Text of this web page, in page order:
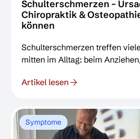
Schulterschmerzen –
Chiropraktik &
können
Schulterschmerzen treffen
mitten im Alltag: beim
oder in der Nacht im Bett.
In der Chiropraxis Gärtner in
erleben wir täglich, wie stark
das Leben unserer Patientinnen
Artikel lesen
Symptome